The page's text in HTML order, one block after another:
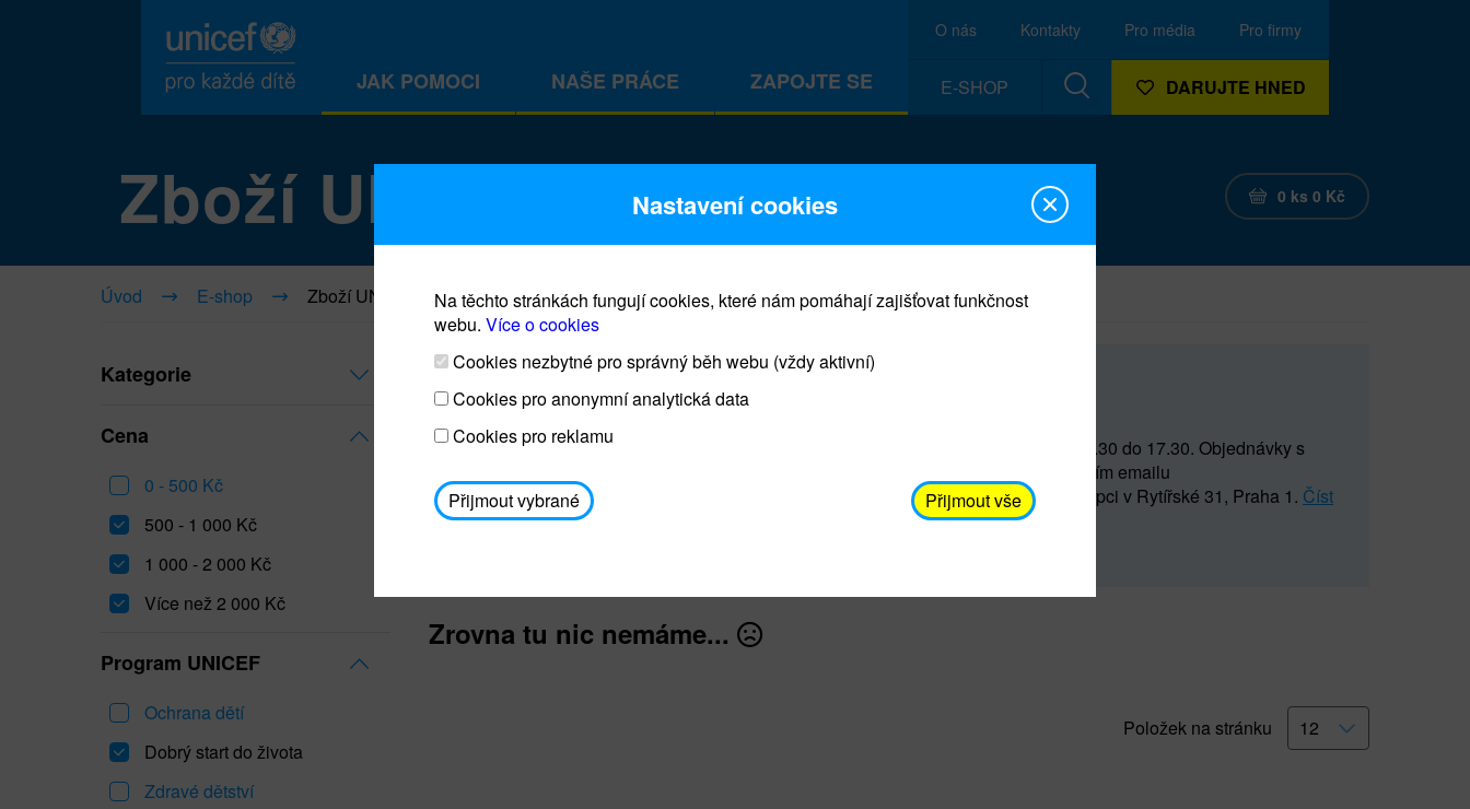
JAK POMOCI NAŠE PRÁCE ZAPOJTE SE
O nás Kontakty Pro média Pro firmy
E-SHOP DARUJTE HNED
Zboží UNICEF 0 ks 0 Kč
Úvod E-shop Zboží UNICEF
Kategorie
Cena
0 - 500 Kč
500 - 1 000 Kč
1 000 - 2 000 Kč
Více než 2 000 Kč
Program UNICEF
Ochrana dětí
Dobrý start do života
Zdravé dětství
Prodej blahopřání a dárků UNICEF
Prodejna UNICEF bude otevřena každý čtvrtek o 11 do 15 a od 15.30 do 17.30. Objednávky s
osobním odběrem je možné vyzvednout po domluvě (prostřednictvím emailu
avodickova@unicef.cz nebo telefonním čísle 606 655 547) na recepci v Rytířské 31, Praha 1. Číst
dále
Zrovna tu nic nemáme...
Položek na stránku
Nastavení cookies
Na těchto stránkách fungují cookies, které nám pomáhají zajišťovat funkčnost
webu. Více o cookies
Cookies nezbytné pro správný běh webu (vždy aktivní)
Cookies pro anonymní analytická data
Cookies pro reklamu
Přijmout vybrané Přijmout vše